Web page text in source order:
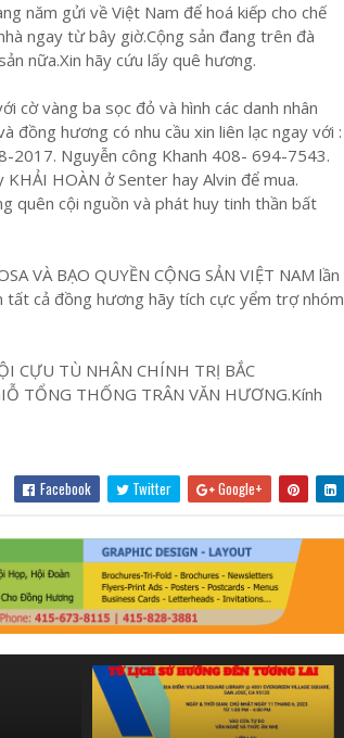
năm gửi về Việt Nam để hoá kiếp cho chế
ngay từ bây giờ.Cộng sản đang trên đà
nữa.Xin hãy cứu lấy quê hương.
cờ vàng ba sọc đỏ và hình các danh nhân
đồng hương có nhu cầu xin liên lạc ngay với :
2017. Nguyễn công Khanh 408- 694-7543.
HOÀN ở Senter hay Alvin để mua.
quên cội nguồn và phát huy tinh thần bất
VÀ BẠO QUYỀN CỘNG SẢN VIỆT NAM lần
cả đồng hương hãy tích cực yểm trợ nhóm
CỰU TÙ NHÂN CHÍNH TRỊ BẮC
TỔNG THỐNG TRÂN VĂN HƯƠNG.Kính
Facebook Twitter Google+